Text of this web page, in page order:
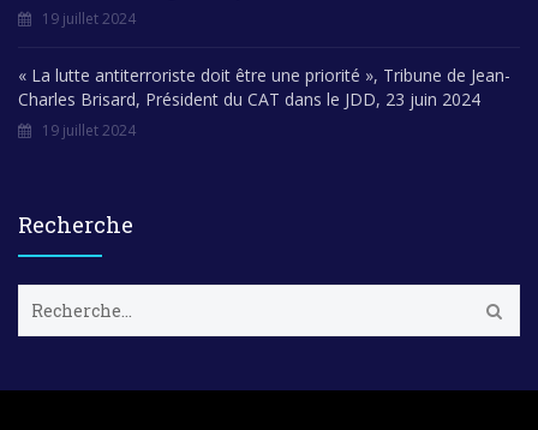
19 juillet 2024
« La lutte antiterroriste doit être une priorité », Tribune de Jean-
Charles Brisard, Président du CAT dans le JDD, 23 juin 2024
19 juillet 2024
Recherche
c
e